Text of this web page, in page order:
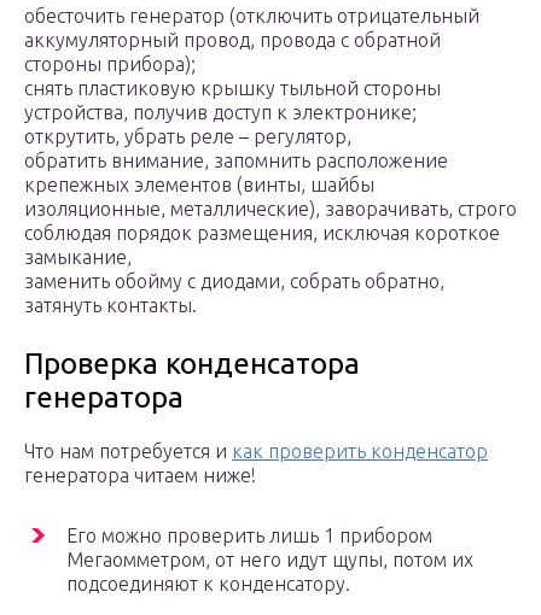
обесточить генератор (отключить отрицательный
аккумуляторный провод, провода с обратной
стороны прибора);
снять пластиковую крышку тыльной стороны
устройства, получив доступ к электронике;
открутить, убрать реле – регулятор,
обратить внимание, запомнить расположение
крепежных элементов (винты, шайбы
изоляционные, металлические), заворачивать, строго
соблюдая порядок размещения, исключая короткое
замыкание,
заменить обойму с диодами, собрать обратно,
затянуть контакты.
Проверка конденсатора
генератора
Что нам потребуется и как проверить конденсатор
генератора читаем ниже!
Его можно проверить лишь 1 прибором
Мегаомметром, от него идут щупы, потом их
подсоединяют к конденсатору.